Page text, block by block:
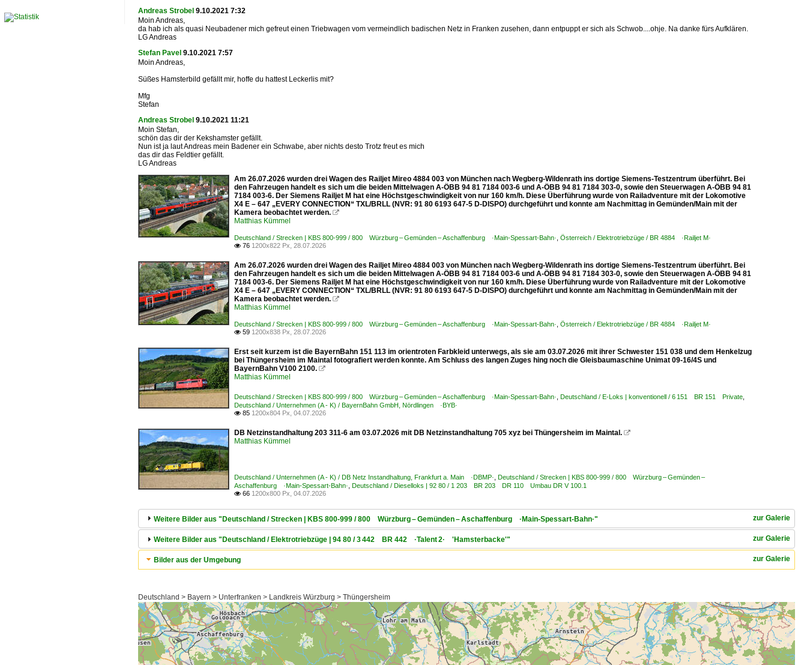
Andreas Strobel 9.10.2021 7:32
Moin Andreas,
da hab ich als quasi Neubadener mich gefreut einen Triebwagen vom vermeindlich badischen Netz in Franken zusehen, dann entpuppt er sich als Schwob....ohje. Na danke fürs Aufklären.
LG Andreas
Stefan Pavel 9.10.2021 7:57
Moin Andreas,
Süßes Hamsterbild gefällt mir, hoffe du hattest Leckerlis mit?
Mfg
Stefan
Andreas Strobel 9.10.2021 11:21
Moin Stefan,
schön das dir der Kekshamster gefällt.
Nun ist ja laut Andreas mein Badener ein Schwabe, aber nichts desto Trotz freut es mich
das dir das Feldtier gefällt.
LG Andreas
Am 26.07.2026 wurden drei Wagen des Railjet Mireo 4884 003 von München nach Wegberg-Wildenrath ins dortige Siemens-Testzentrum überführt. Bei
den Fahrzeugen handelt es sich um die beiden Mittelwagen A-ÖBB 94 81 7184 003-6 und A-ÖBB 94 81 7184 303-0, sowie den Steuerwagen A-ÖBB 94 81
7184 003-6. Der Siemens Railjet M hat eine Höchstgeschwindigkeit von nur 160 km/h. Diese Überführung wurde von Railadventure mit der Lokomotive
X4 E – 647 „EVERY CONNECTION“ TXL/BRLL (NVR: 91 80 6193 647-5 D-DISPO) durchgeführt und konnte am Nachmittag in Gemünden/Main mit der
Kamera beobachtet werden. 
Matthias Kümmel
Deutschland / Strecken | KBS 800-999 / 800 Würzburg – Gemünden – Aschaffenburg ·Main-Spessart-Bahn· Österreich / Elektrotriebzüge / BR 4884 ·Railjet M·
 76 1200x822 Px, 28.07.2026
Am 26.07.2026 wurden drei Wagen des Railjet Mireo 4884 003 von München nach Wegberg-Wildenrath ins dortige Siemens-Testzentrum überführt. Bei
den Fahrzeugen handelt es sich um die beiden Mittelwagen A-ÖBB 94 81 7184 003-6 und A-ÖBB 94 81 7184 303-0, sowie den Steuerwagen A-ÖBB 94 81
7184 003-6. Der Siemens Railjet M hat eine Höchstgeschwindigkeit von nur 160 km/h. Diese Überführung wurde von Railadventure mit der Lokomotive
X4 E – 647 „EVERY CONNECTION“ TXL/BRLL (NVR: 91 80 6193 647-5 D-DISPO) durchgeführt und konnte am Nachmittag in Gemünden/Main mit der
Kamera beobachtet werden. 
Matthias Kümmel
Deutschland / Strecken | KBS 800-999 / 800 Würzburg – Gemünden – Aschaffenburg ·Main-Spessart-Bahn· Österreich / Elektrotriebzüge / BR 4884 ·Railjet M·
 59 1200x838 Px, 28.07.2026
Erst seit kurzem ist die BayernBahn 151 113 im orientroten Farbkleid unterwegs, als sie am 03.07.2026 mit ihrer Schwester 151 038 und dem Henkelzug
bei Thüngersheim im Maintal fotografiert werden konnte. Am Schluss des langen Zuges hing noch die Gleisbaumaschine Unimat 09-16/4S und
BayernBahn V100 2100. 
Matthias Kümmel
Deutschland / Strecken | KBS 800-999 / 800 Würzburg – Gemünden – Aschaffenburg ·Main-Spessart-Bahn· Deutschland / E-Loks | konventionell / 6 151 BR 151 Private
Deutschland / Unternehmen (A - K) / BayernBahn GmbH, Nördlingen ·BYB·
 85 1200x804 Px, 04.07.2026
DB Netzinstandhaltung 203 311-6 am 03.07.2026 mit DB Netzinstandhaltung 705 xyz bei Thüngersheim im Maintal. 
Matthias Kümmel
Deutschland / Unternehmen (A - K) / DB Netz Instandhaltung, Frankfurt a. Main ·DBMP· Deutschland / Strecken | KBS 800-999 / 800 Würzburg – Gemünden –
Aschaffenburg ·Main-Spessart-Bahn· Deutschland / Dieselloks | 92 80 / 1 203 BR 203 DR 110 Umbau DR V 100.1
 66 1200x800 Px, 04.07.2026
zur Galerie
Weitere Bilder aus "Deutschland / Strecken | KBS 800-999 / 800 Würzburg – Gemünden – Aschaffenburg ·Main-Spessart-Bahn·"
zur Galerie
Weitere Bilder aus "Deutschland / Elektrotriebzüge | 94 80 / 3 442 BR 442 ·Talent 2· 'Hamsterbacke'"
zur Galerie
Bilder aus der Umgebung
Deutschland > Bayern > Unterfranken > Landkreis Würzburg > Thüngersheim